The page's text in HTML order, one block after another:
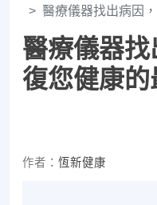
醫療儀器找出病因
醫療儀器
復您健康
作者： 恆新健康